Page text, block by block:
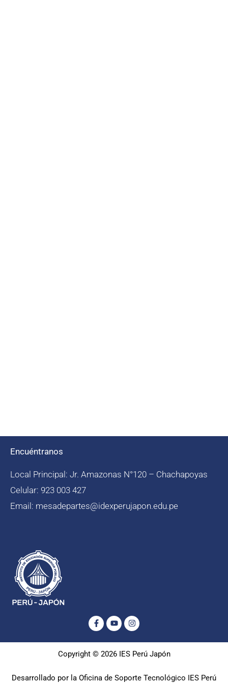
Encuéntranos
Local Principal: Jr. Amazonas N°120 – Chachapoyas
Celular: 923 003 427
Email: mesadepartes@idexperujapon.edu.pe
Facebook-
f
YoutubeInstagram
Copyright © 2026 IES Perú Japón
Desarrollado por la Oficina de Soporte Tecnológico IES Perú